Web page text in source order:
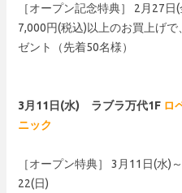
［オープン記念特典］ 2月27日(
7,000円(税込)以上のお買上げで、
ゼント（先着50名様）
3月11日(水) ラブラ万代1F ロ
ニック
［オープン特典］ 3月11日(水)～
22(日)